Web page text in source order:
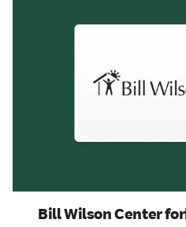
Bill Wilson Center